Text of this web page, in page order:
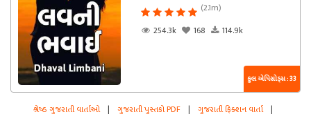
(2.1m)
254.3k
168 114.9k
કુલ એપિસોડ્સ : 33
શ્રેષ્ઠ ગુજરાતી વાર્તાઓ | ગુજરાતી પુસ્તકો PDF | ગુજરાતી ફિક્શન વાર્તા |